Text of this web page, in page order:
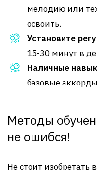
мелодию или
освоить.
Установите
15-30 минут в
Наличные
базовые
Методы
не ошибся!
Не стоит изобретать